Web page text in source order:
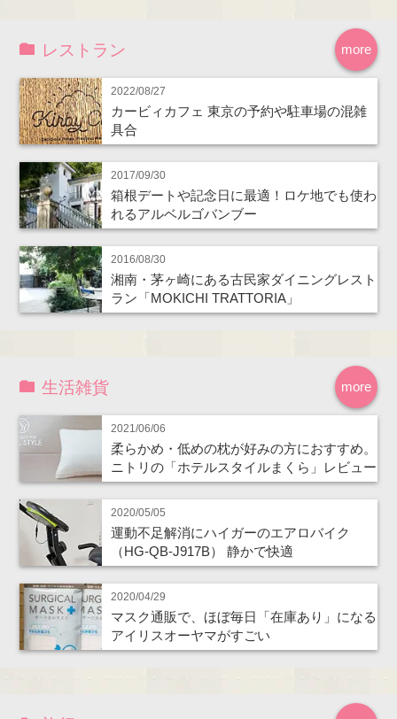
more
レストラン
2022/08/27
カービィカフェ 東京の予約や駐車場の混雑
具合
2017/09/30
箱根デートや記念日に最適！ロケ地でも使わ
れるアルベルゴバンブー
2016/08/30
湘南・茅ヶ崎にある古民家ダイニングレスト
ラン「MOKICHI TRATTORIA」
more
生活雑貨
2021/06/06
柔らかめ・低めの枕が好みの方におすすめ。
ニトリの「ホテルスタイルまくら」レビュー
2020/05/05
運動不足解消にハイガーのエアロバイク
（HG-QB-J917B） 静かで快適
2020/04/29
マスク通販で、ほぼ毎日「在庫あり」になる
アイリスオーヤマがすごい